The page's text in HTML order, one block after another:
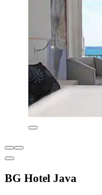
BG Hotel Java